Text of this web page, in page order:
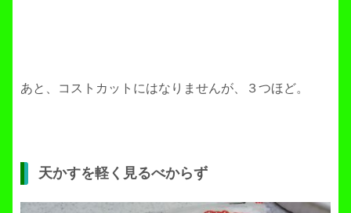
あと、コストカットにはなりませんが、３つほど。
天かすを軽く見るべからず